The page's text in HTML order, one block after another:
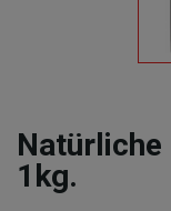
Natürliche
1kg.